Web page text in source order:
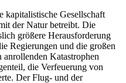
kapitalistische Gesellschaft
der Natur betreibt. Die
größere Herausforderung
Regierungen und die großen
Katastrophen
die Verfeuerung von
Der Flug- und der